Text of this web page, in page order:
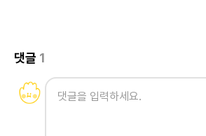
댓글 1